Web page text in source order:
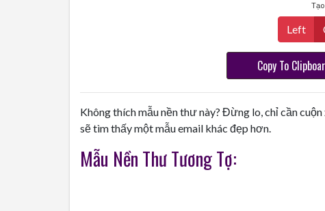
Left
Copy To
Không thích mẫu nền thư này? Đừng lo, chỉ cần
sẽ tìm thấy một mẫu email khác đẹp hơn.
Mẫu Nền Thư Tương Tợ: